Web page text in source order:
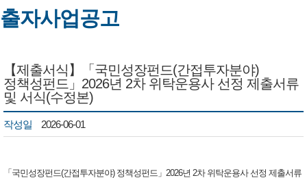
출자사업공고
【제출서식】「국민성장펀드(간접투자분야)
정책성펀드」2026년 2차 위탁운용사 선정 제출서류
및 서식(수정본)
작성일 2026-06-01
「국민성장펀드(간접투자분야) 정책성펀드」2026년 2차 위탁운용사 선정 제출서류